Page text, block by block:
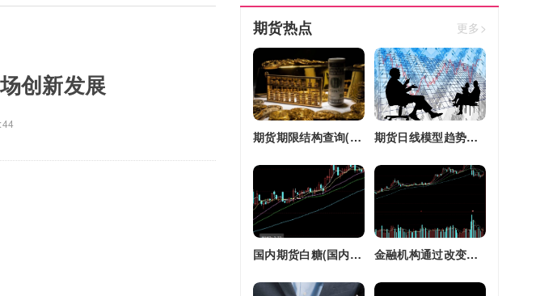
创新发展
期货热点 更多>
期货期限结构查询(期货期限结构) 期货日线模型趋势图(期货日线模型趋势图怎么看)
国内期货白糖(国内期货白糖合约是怎么交割) 金融机构通过改变持有的股指期货合约(股指期货合约最长持有多久)